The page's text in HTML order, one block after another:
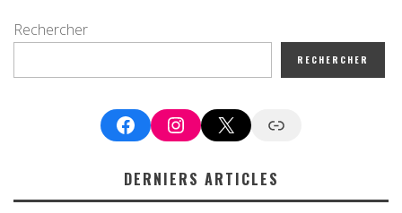
Rechercher
RECHERCHER
FacebookInstagram
X Google News
DERNIERS ARTICLES